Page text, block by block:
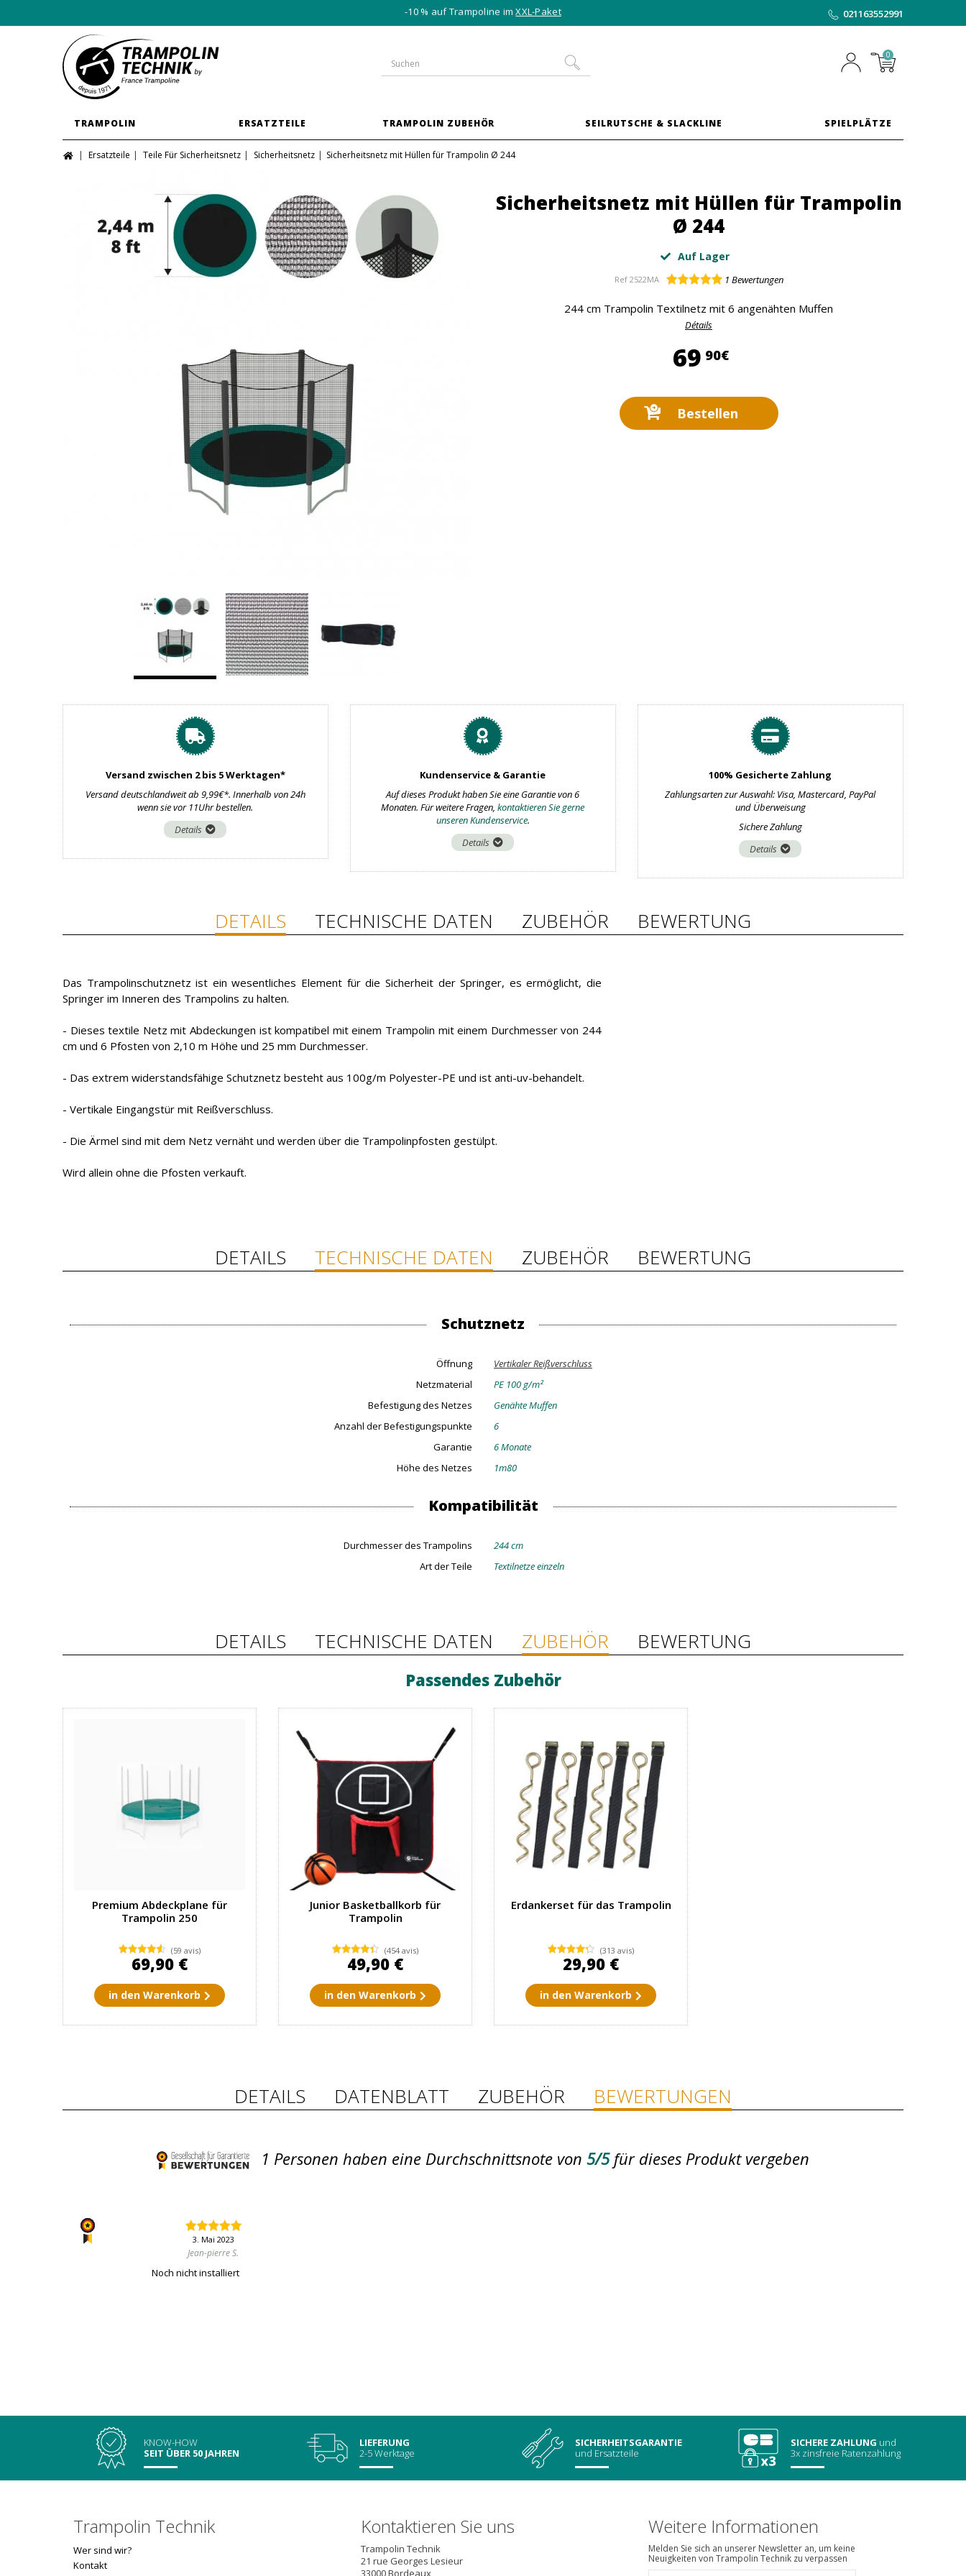
-10 % auf Trampoline imXXL-Paket 021163552991
0
TRAMPOLIN ERSATZTEILE TRAMPOLIN ZUBEHÖR SEILRUTSCHE & SLACKLINE SPIELPLÄTZE
Ersatzteile Teile Für Sicherheitsnetz Sicherheitsnetz Sicherheitsnetz mit Hüllen für Trampolin Ø 244
Sicherheitsnetz mit Hüllen für Trampolin
Ø 244
Auf Lager
Ref 2522MA 1 Bewertungen
244 cm Trampolin Textilnetz mit 6 angenähten Muffen
Détails
69 90€69,90 €
Bestellen
Versand zwischen 2 bis 5 Werktagen*
Versand deutschlandweit ab 9,99€*. Innerhalb von 24h
wenn sie vor 11Uhr bestellen.
Details
Kundenservice & Garantie
Auf dieses Produkt haben Sie eine Garantie von 6
Monaten. Für weitere Fragen,kontaktieren Sie gerne
unseren Kundenservice.
Details
100% Gesicherte Zahlung
Zahlungsarten zur Auswahl: Visa, Mastercard, PayPal
und Überweisung
Sichere Zahlung
Details
DETAILS TECHNISCHE DATEN ZUBEHÖR BEWERTUNG
Das Trampolinschutznetz ist ein wesentliches Element für die Sicherheit der Springer, es ermöglicht, die
Springer im Inneren des Trampolins zu halten.
- Dieses textile Netz mit Abdeckungen ist kompatibel mit einem Trampolin mit einem Durchmesser von 244
cm und 6 Pfosten von 2,10 m Höhe und 25 mm Durchmesser.
- Das extrem widerstandsfähige Schutznetz besteht aus 100g/m Polyester-PE und ist anti-uv-behandelt.
- Vertikale Eingangstür mit Reißverschluss.
- Die Ärmel sind mit dem Netz vernäht und werden über die Trampolinpfosten gestülpt.
Wird allein ohne die Pfosten verkauft.
DETAILS TECHNISCHE DATEN ZUBEHÖR BEWERTUNG
Schutznetz
Öffnung
Vertikaler Reißverschluss
Netzmaterial
PE 100 g/m²
Befestigung des Netzes
Genähte Muffen
Anzahl der Befestigungspunkte
6
Garantie
6 Monate
Höhe des Netzes
1m80
Kompatibilität
Durchmesser des Trampolins
244 cm
Art der Teile
Textilnetze einzeln
DETAILS TECHNISCHE DATEN ZUBEHÖR BEWERTUNG
Passendes Zubehör
Premium Abdeckplane für
Trampolin 250
(59 avis)
69,90 €
in den Warenkorb
Junior Basketballkorb für
Trampolin
(454 avis)
49,90 €
in den Warenkorb
Erdankerset für das Trampolin
(313 avis)
29,90 €
in den Warenkorb
DETAILS DATENBLATT ZUBEHÖR BEWERTUNGEN
1 Personen haben eine Durchschnittsnote von 5/5 für dieses Produkt vergeben
3. Mai 2023
Jean-pierre S.
Noch nicht installiert
KNOW-HOW
SEIT ÜBER 50 JAHREN
LIEFERUNG
2-5 Werktage
SICHERHEITSGARANTIE
und Ersatzteile
SICHERE ZAHLUNG und
3x zinsfreie Ratenzahlung
Trampolin Technik
Wer sind wir?
Kontakt
Kontaktieren Sie uns
Trampolin Technik
21 rue Georges Lesieur
33000Bordeaux
Weitere Informationen
Melden Sie sich an unserer Newsletter an, um keine
Neuigkeiten von Trampolin Technik zu verpassen